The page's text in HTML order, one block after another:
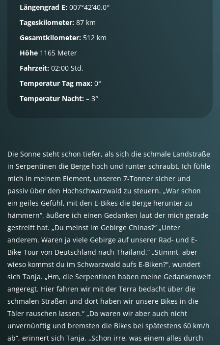
Längengrad E: 007°42’40.0″
Tageskilometer: 87 km
Gesamtkilometer: 512 km
Höhe 1165 Meter
Fahrzeit: 02:00 Std.
Temperatur Tag max: 0°
Temperatur Nacht: – 3°
Die Sonne steht schon tiefer, als sich die schmale Landstraße
in Serpentinen die Berge hoch und runter schraubt. Ich fühle
mich in meinem Element, unseren 7-Tonner sicher und
passiv über den Hochschwarzwald zu steuern. „War schon
ein geiles Gefühl, mit den E-Bikes die Berge herunter zu
hämmern“, äußere ich einen Gedanken laut der mich gerade
gestreift hat. „Du meinst im Gebirge Chinas?“ „Unter
anderem. Waren ja viele Gebirge auf unserer Rad- und E-
Bike-Tour von Deutschland nach Thailand.“ „Stimmt, aber
wieso kommst du im Schwarzwald aufs E-Biken?“, wundert
sich Tanja. „Hm, die Serpentinen haben meine Gedankenwelt
angeregt. Hier fahren wir mit der Terra bedacht über die
schmalen Straßen und dort haben wir unsere Bikes in die
Täler rauschen lassen.“ „Da waren wir aber auch nicht
unvernünftig und bremsten die Bikes bei spätestens 60 km/h
ab“, erinnert sich Tanja. „Schon irre, was einem alles durch